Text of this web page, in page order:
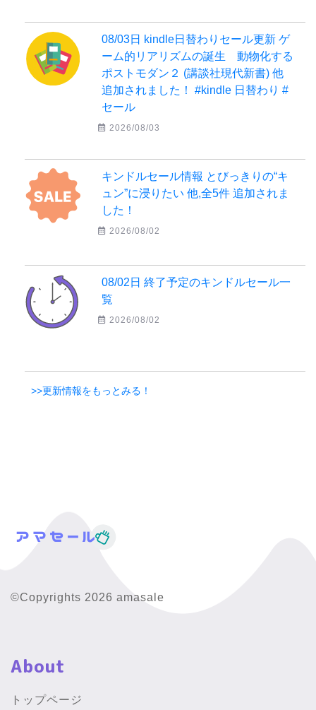
08/03日 kindle日替わりセール更新 ゲ
ーム的リアリズムの誕生 動物化する
ポストモダン２ (講談社現代新書) 他
追加されました！ #kindle 日替わり #
セール
2026/08/03
キンドルセール情報 とびっきりの“キ
ュン”に浸りたい 他,全5件 追加されま
した！
2026/08/02
08/02日 終了予定のキンドルセール一
覧
2026/08/02
>>更新情報をもっとみる！
©Copyrights 2026 amasale
About
トップページ